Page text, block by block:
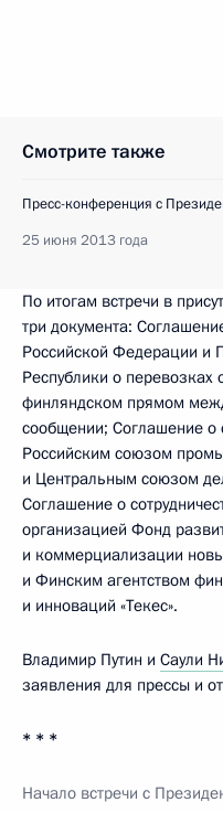
Смотрите также
Пресс-конференция с
25 июня 2013 года
По итогам встречи в
три документа:
Российской Федерации и
Республики о перевозках
финляндском прямом
сообщении; Соглашение о
Российским союзом
и Центральным союзом
Соглашение о
организацией Фонд
и коммерциализации
и Финским агентством
и инноваций «Текес».
Владимир Путин и Саули
заявления для прессы и
* * *
Начало встречи с